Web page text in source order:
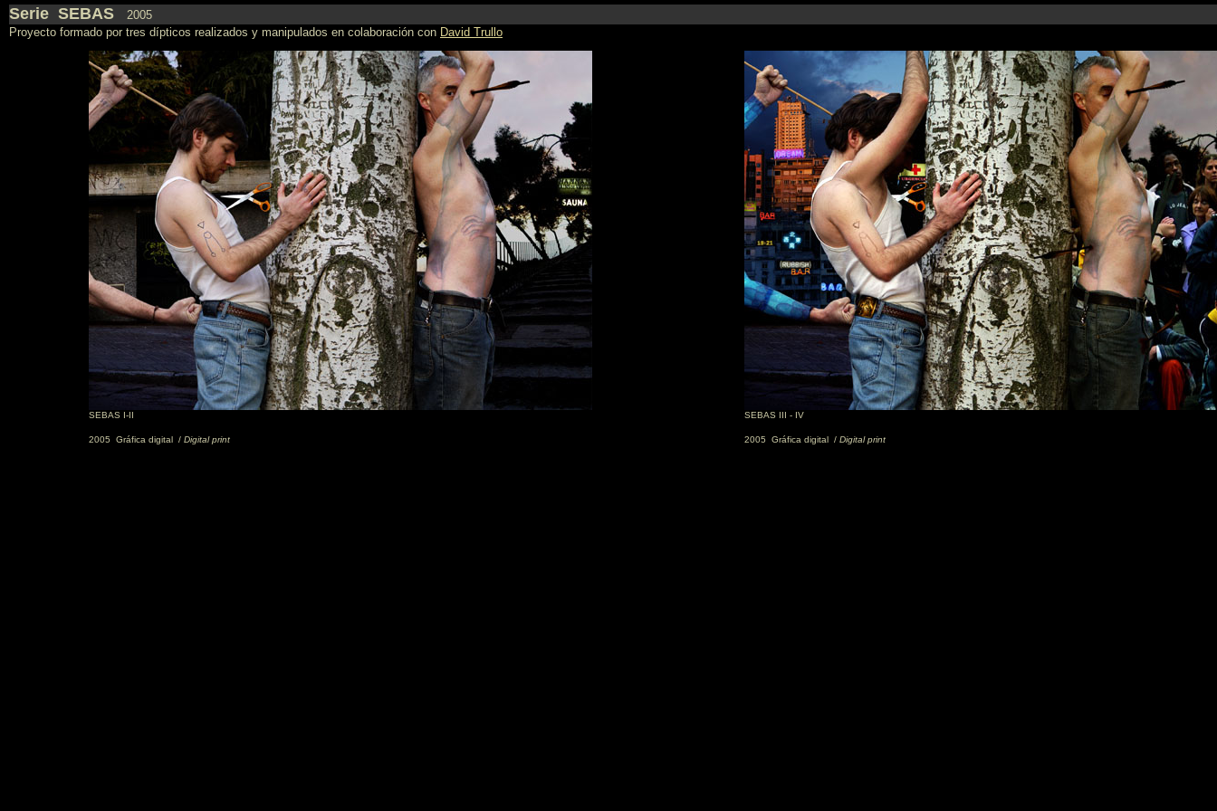
Serie SEBAS
2005
Proyecto formado por tres dípticos realizados y manipulados en colaboración con David Trullo
SEBAS I-II
2005 Gráfica digital / Digital print
SEBAS III - IV
2005 Gráfica digital / Digital print